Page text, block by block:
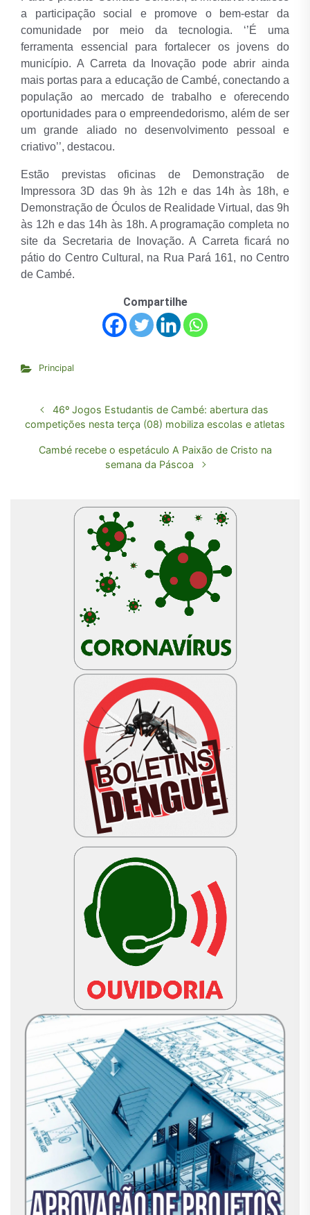
a participação social e promove o bem-estar da
comunidade por meio da tecnologia. ‘’É uma
ferramenta essencial para fortalecer os jovens do
município. A Carreta da Inovação pode abrir ainda
mais portas para a educação de Cambé, conectando a
população ao mercado de trabalho e oferecendo
oportunidades para o empreendedorismo, além de ser
um grande aliado no desenvolvimento pessoal e
criativo’’, destacou.
Estão previstas oficinas de Demonstração de
Impressora 3D das 9h às 12h e das 14h às 18h, e
Demonstração de Óculos de Realidade Virtual, das 9h
às 12h e das 14h às 18h. A programação completa no
site da Secretaria de Inovação. A Carreta ficará no
pátio do Centro Cultural, na Rua Pará 161, no Centro
de Cambé.
Compartilhe
Principal
46º Jogos Estudantis de Cambé: abertura das
competições nesta terça (08) mobiliza escolas e atletas
Cambé recebe o espetáculo A Paixão de Cristo na
semana da Páscoa